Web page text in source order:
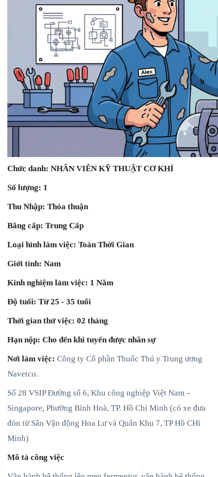
Chức danh: NHÂN VIÊN KỸ THUẬT CƠ KHÍ
Số lượng: 1
Thu Nhập: Thỏa thuận
Bằng cấp: Trung Cấp
Loại hình làm việc: Toàn Thời Gian
Giới tính: Nam
Kinh nghiệm làm việc: 1 Năm
Độ tuổi: Từ 25 - 35 tuổi
Thời gian thử việc: 02 tháng
Hạn nộp: Cho đến khi tuyển được nhân sự
Nơi làm việc: Công ty Cổ phần Thuốc Thú y Trung ương
Navetco.
Số 28 VSIP Đường số 6, Khu công nghiệp Việt Nam –
Singapore, Phường Bình Hoà, TP. Hồ Chí Minh (có xe đưa
đón từ Sân Vận động Hoa Lư và Quân Khu 7, TP Hồ CHí
Minh)
Mô tả công việc